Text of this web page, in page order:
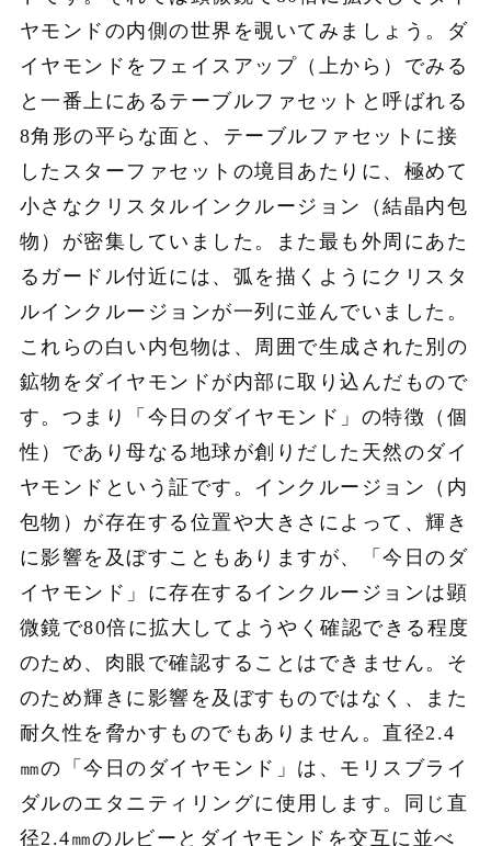
ヤモンドの内側の世界を覗いてみましょう。ダ
イヤモンドをフェイスアップ（上から）でみる
と一番上にあるテーブルファセットと呼ばれる
8角形の平らな面と、テーブルファセットに接
したスターファセットの境目あたりに、極めて
小さなクリスタルインクルージョン（結晶内包
物）が密集していました。また最も外周にあた
るガードル付近には、弧を描くようにクリスタ
ルインクルージョンが一列に並んでいました。
これらの白い内包物は、周囲で生成された別の
鉱物をダイヤモンドが内部に取り込んだもので
す。つまり「今日のダイヤモンド」の特徴（個
性）であり母なる地球が創りだした天然のダイ
ヤモンドという証です。インクルージョン（内
包物）が存在する位置や大きさによって、輝き
に影響を及ぼすこともありますが、「今日のダ
イヤモンド」に存在するインクルージョンは顕
微鏡で80倍に拡大してようやく確認できる程度
のため、肉眼で確認することはできません。そ
のため輝きに影響を及ぼすものではなく、また
耐久性を脅かすものでもありません。直径2.4
㎜の「今日のダイヤモンド」は、モリスブライ
ダルのエタニティリングに使用します。同じ直
径2.4㎜のルビーとダイヤモンドを交互に並べ